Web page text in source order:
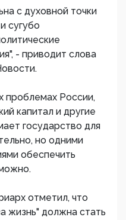
с духовной точки
сугубо
- приводит слова
проблемах России,
капитал и другие
государство для
но одними
обеспечить
отметил, что
жизнь" должна стать